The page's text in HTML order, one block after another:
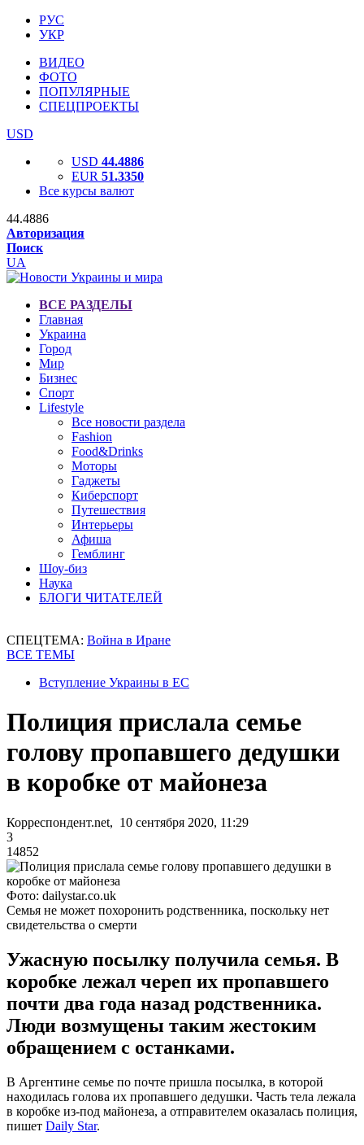
РУС
УКР
ВИДЕО
ФОТО
ПОПУЛЯРНЫЕ
СПЕЦПРОЕКТЫ
USD
USD 44.4886
EUR 51.3350
Все курсы валют
44.4886
Авторизация
Поиск
UA
ВСЕ РАЗДЕЛЫ
Главная
Украина
Город
Мир
Бизнес
Спорт
Lifestyle
Все новости раздела
Fashion
Food&Drinks
Моторы
Гаджеты
Киберспорт
Путешествия
Интерьеры
Афиша
Гемблинг
Шоу-биз
Наука
БЛОГИ ЧИТАТЕЛЕЙ
СПЕЦТЕМА: Война в Иране
ВСЕ ТЕМЫ
Вступление Украины в ЕС
Полиция прислала семье
голову пропавшего дедушки
в коробке от майонеза
Корреспондент.net, 10 сентября 2020, 11:29
3
14852
Фото: dailystar.co.uk
Семья не может похоронить родственника, поскольку нет
свидетельства о смерти
Ужасную посылку получила семья. В
коробке лежал череп их пропавшего
почти два года назад родственника.
Люди возмущены таким жестоким
обращением с останками.
В Аргентине семье по почте пришла посылка, в которой
находилась голова их пропавшего дедушки. Часть тела лежала
в коробке из-под майонеза, а отправителем оказалась полиция,
пишет Daily Star.